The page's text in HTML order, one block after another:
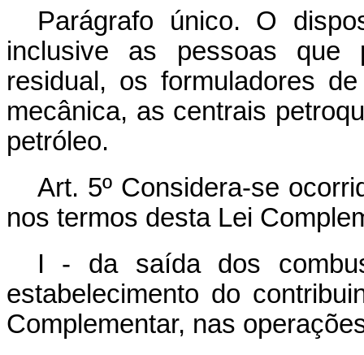
Parágrafo único. O
inclusive as pessoas que
residual, os formuladores
mecânica, as centrais
petróleo.
Art. 5º Considera-se
nos termos desta Lei
I - da saída dos
estabelecimento do
Complementar, nas